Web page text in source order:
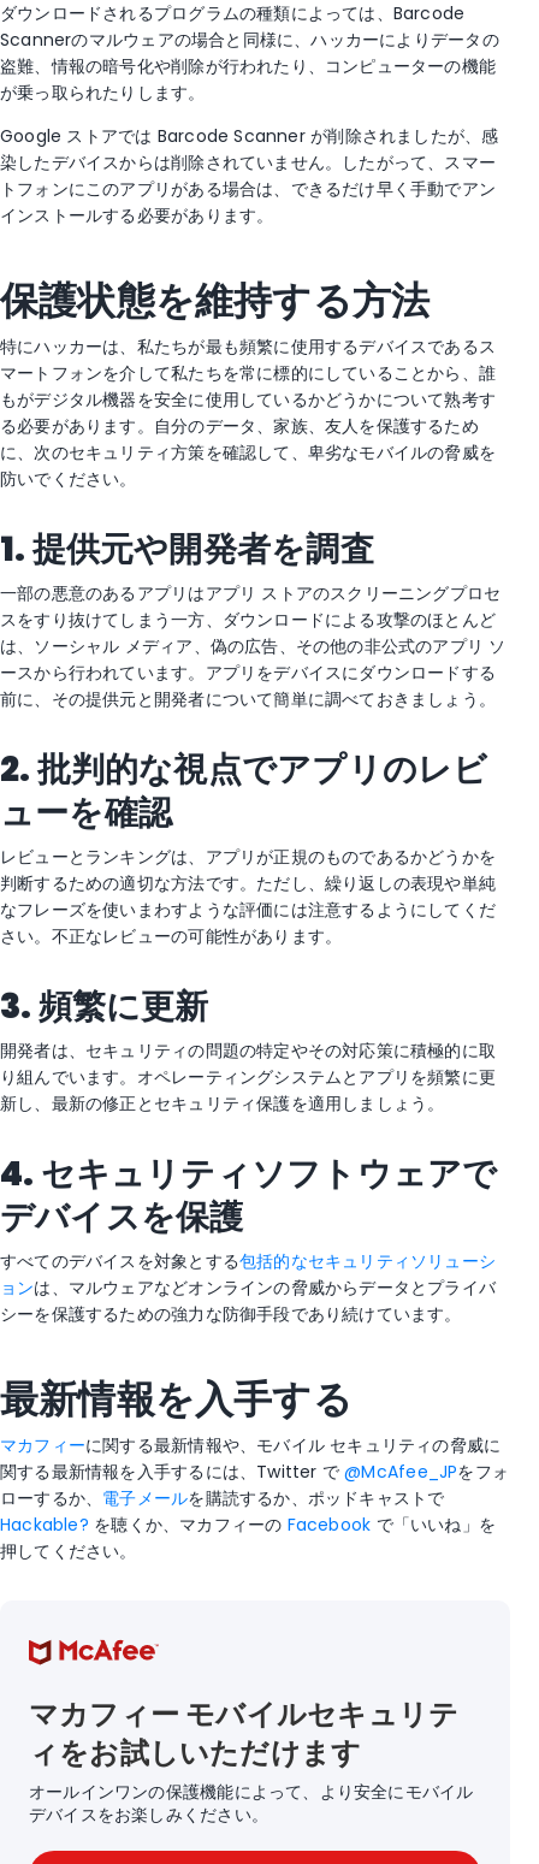
ダウンロードされるプログラムの種類によっては、Barcode
Scannerのマルウェアの場合と同様に、ハッカーによりデータの
盗難、情報の暗号化や削除が行われたり、コンピューターの機能
が乗っ取られたりします。
Google ストアでは Barcode Scanner が削除されましたが、感
染したデバイスからは削除されていません。したがって、スマー
トフォンにこのアプリがある場合は、できるだけ早く手動でアン
インストールする必要があります。
保護状態を維持する方法
特にハッカーは、私たちが最も頻繁に使用するデバイスであるス
マートフォンを介して私たちを常に標的にしていることから、誰
もがデジタル機器を安全に使用しているかどうかについて熟考す
る必要があります。自分のデータ、家族、友人を保護するため
に、次のセキュリティ方策を確認して、卑劣なモバイルの脅威を
防いでください。
1.提供元や開発者を調査
一部の悪意のあるアプリはアプリ ストアのスクリーニングプロセ
スをすり抜けてしまう一方、ダウンロードによる攻撃のほとんど
は、ソーシャル メディア、偽の広告、その他の非公式のアプリ ソ
ースから行われています。アプリをデバイスにダウンロードする
前に、その提供元と開発者について簡単に調べておきましょう。
2.批判的な視点でアプリのレビ
ューを確認
レビューとランキングは、アプリが正規のものであるかどうかを
判断するための適切な方法です。ただし、繰り返しの表現や単純
なフレーズを使いまわすような評価には注意するようにしてくだ
さい。不正なレビューの可能性があります。
3.頻繁に更新
開発者は、セキュリティの問題の特定やその対応策に積極的に取
り組んでいます。オペレーティングシステムとアプリを頻繁に更
新し、最新の修正とセキュリティ保護を適用しましょう。
4. セキュリティソフトウェアで
デバイスを保護
すべてのデバイスを対象とする包括的なセキュリティソリューシ
ョンは、マルウェアなどオンラインの脅威からデータとプライバ
シーを保護するための強力な防御手段であり続けています。
最新情報を入手する
マカフィーに関する最新情報や、モバイル セキュリティの脅威に
関する最新情報を入手するには、Twitter で@McAfee_JPをフォ
ローするか、 電子メールを購読するか、ポッドキャストで
Hackable? を聴くか、マカフィーの Facebook で「いいね」を
押してください。
マカフィー モバイルセキュリテ
ィをお試しいただけます
オールインワンの保護機能によって、より安全にモバイル
デバイスをお楽しみください。